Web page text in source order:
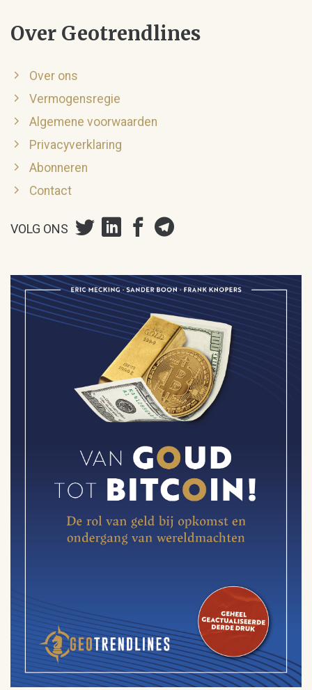
Over Geotrendlines
Over ons
Vermogensregie
Algemene voorwaarden
Privacyverklaring
Abonneren
Contact
VOLG ONS